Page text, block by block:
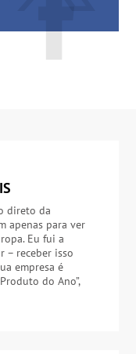
direto da
apenas para ver
Eu fui a
– receber isso
empresa é
do Ano”,